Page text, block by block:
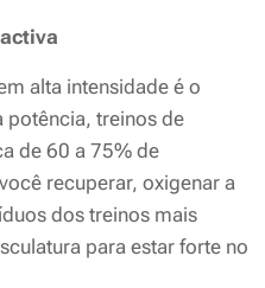
alta intensidade é o
potência, treinos de
de 60 a 75% de
recuperar, oxigenar a
dos treinos mais
para estar forte no